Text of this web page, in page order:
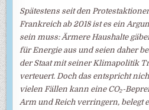
Spätestens seit den
Frankreich ab 2018 ist es ein
sein muss: Ärmere Haushalte
für Energie aus und seien daher
der Staat mit seiner Klimapolitik
verteuert. Doch das entspricht
vielen Fällen kann eine CO₂-
Arm und Reich verringern, belegt